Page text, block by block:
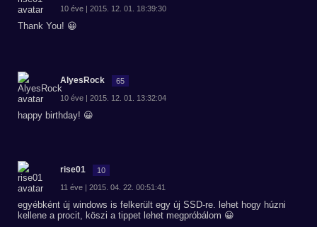
10 éve | 2015. 12. 01. 18:39:30
Thank You! 😀
AlyesRock 65
10 éve | 2015. 12. 01. 13:32:04
happy birthday! 😀
rise01 10
11 éve | 2015. 04. 22. 00:51:41
egyébként új windows is felkerült egy új SSD-re. lehet hogy húzni
kellene a procit, köszi a tippet lehet megpróbálom 😀